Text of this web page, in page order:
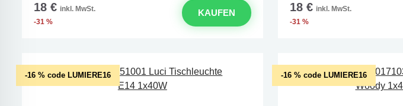
18 € inkl. MwSt.
-31 %
KAUFEN 18 € inkl. MwSt.
-31 %
-16 % code LUMIERE16 -16 % code LUMIERE16